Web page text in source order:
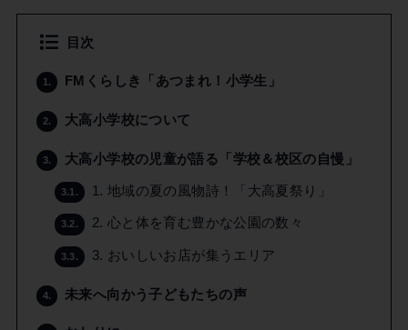
目次
1. FMくらしき「あつまれ！小学生」
2. 大高小学校について
3. 大高小学校の児童が語る「学校＆校区の自慢」
3.1. 1. 地域の夏の風物詩！「大高夏祭り」
3.2. 2. 心と体を育む豊かな公園の数々
3.3. 3. おいしいお店が集うエリア
4. 未来へ向かう子どもたちの声